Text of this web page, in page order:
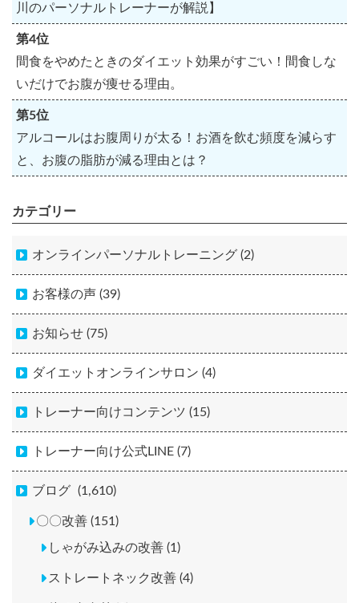
川のパーソナルトレーナーが解説】
第4位
間食をやめたときのダイエット効果がすごい！間食しな
いだけでお腹が痩せる理由。
第5位
アルコールはお腹周りが太る！お酒を飲む頻度を減らす
と、お腹の脂肪が減る理由とは？
カテゴリー
オンラインパーソナルトレーニング (2)
お客様の声 (39)
お知らせ (75)
ダイエットオンラインサロン (4)
トレーナー向けコンテンツ (15)
トレーナー向け公式LINE (7)
ブログ (1,610)
〇〇改善 (151)
しゃがみ込みの改善 (1)
ストレートネック改善 (4)